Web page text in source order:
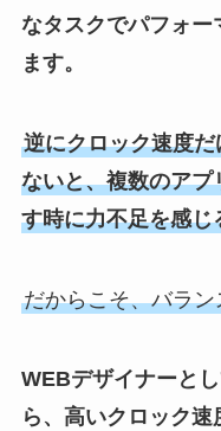
なタスクでパフォー
ます。
逆にクロック速度
ないと、複数のア
す時に力不足を感じ
だからこそ、バラ
WEBデザイナーと
ら、高いクロック